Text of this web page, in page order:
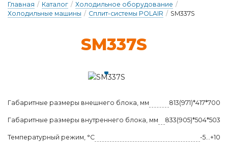
Главная / Каталог / Холодильное оборудование /
Холодильные машины / Сплит-системы POLAIR / SM337S
SM337S
Габаритные размеры внешнего блока, мм 813(971)*417*700
Габаритные размеры внутреннего блока, мм 833(905)*504*503
Температурный режим, °С -5...+10